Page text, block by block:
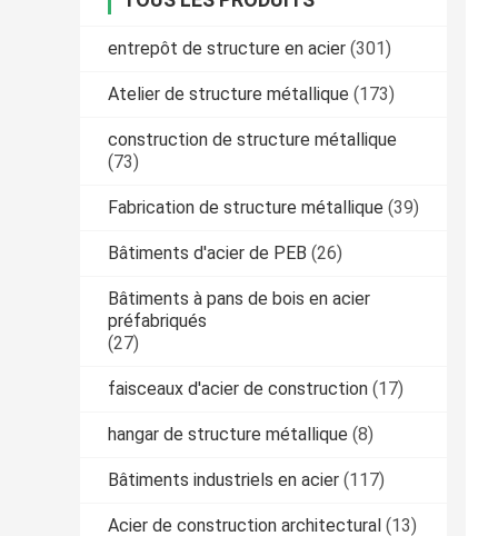
entrepôt de structure en acier (301)
Atelier de structure métallique (173)
construction de structure métallique
(73)
Fabrication de structure métallique (39)
Bâtiments d'acier de PEB (26)
Bâtiments à pans de bois en acier
préfabriqués
(27)
faisceaux d'acier de construction (17)
hangar de structure métallique (8)
Bâtiments industriels en acier (117)
Acier de construction architectural (13)